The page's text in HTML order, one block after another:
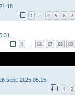
1 … 4 5 6 7
1 66 67 68 69
sept. 2025 05:15
1 2